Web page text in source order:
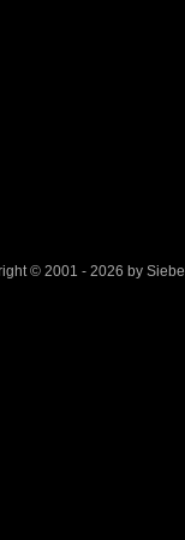
© 2001 - 2026 by